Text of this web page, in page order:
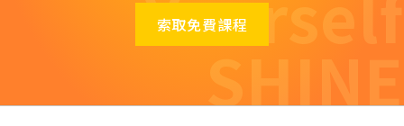
索取免費課程
SHINE